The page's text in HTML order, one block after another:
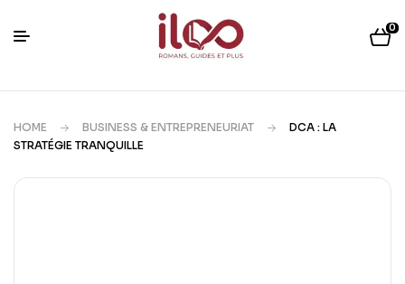
0
HOME BUSINESS & ENTREPRENEURIAT
DCA : LA
STRATÉGIE TRANQUILLE